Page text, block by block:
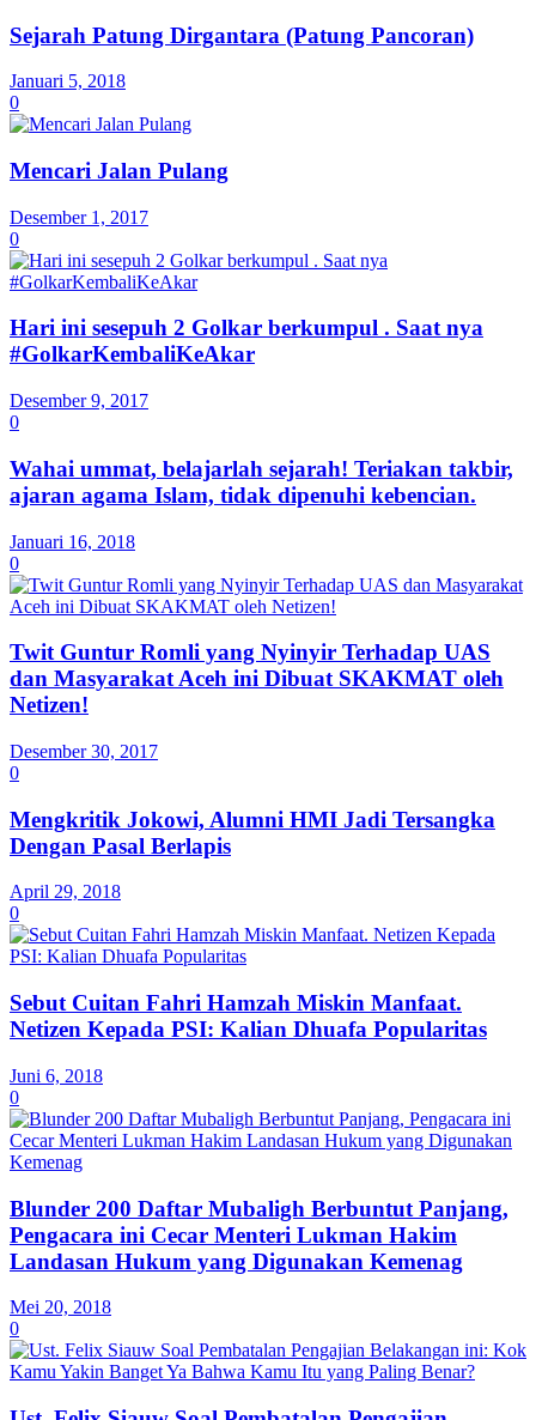
Sejarah Patung Dirgantara (Patung Pancoran)
Januari 5, 2018
0
Mencari Jalan Pulang
Desember 1, 2017
0
Hari ini sesepuh 2 Golkar berkumpul . Saat nya
#GolkarKembaliKeAkar
Desember 9, 2017
0
Wahai ummat, belajarlah sejarah! Teriakan takbir,
ajaran agama Islam, tidak dipenuhi kebencian.
Januari 16, 2018
0
Twit Guntur Romli yang Nyinyir Terhadap UAS
dan Masyarakat Aceh ini Dibuat SKAKMAT oleh
Netizen!
Desember 30, 2017
0
Mengkritik Jokowi, Alumni HMI Jadi Tersangka
Dengan Pasal Berlapis
April 29, 2018
0
Sebut Cuitan Fahri Hamzah Miskin Manfaat.
Netizen Kepada PSI: Kalian Dhuafa Popularitas
Juni 6, 2018
0
Blunder 200 Daftar Mubaligh Berbuntut Panjang,
Pengacara ini Cecar Menteri Lukman Hakim
Landasan Hukum yang Digunakan Kemenag
Mei 20, 2018
0